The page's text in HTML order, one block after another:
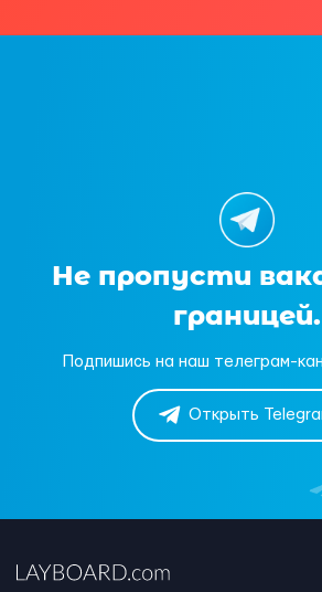
Не пропусти
границей.
Подпишись на наш телеграм-
Открыть